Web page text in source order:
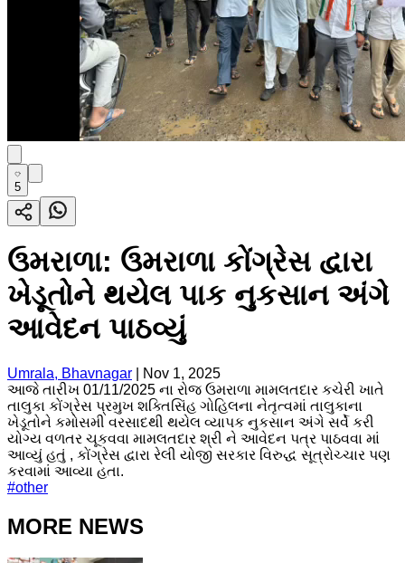
5
ઉમરાળા: ઉમરાળા કોંગ્રેસ દ્વારા
ખેડૂતોને થયેલ પાક નુકસાન અંગે
આવેદન પાઠવ્યું
Umrala, Bhavnagar
Nov 1, 2025
આજે તારીખ 01/11/2025 ના રોજ ઉમરાળા મામલતદાર કચેરી ખાતે
તાલુકા કોંગ્રેસ પ્રમુખ શક્તિસિંહ ગોહિલના નેતૃત્વમાં તાલુકાના
ખેડૂતોને કમોસમી વરસાદથી થયેલ વ્યાપક નુકસાન અંગે સર્વે કરી
યોગ્ય વળતર ચૂકવવા મામલતદાર શ્રી ને આવેદન પત્ર પાઠવવા માં
આવ્યું હતું , કોંગ્રેસ દ્વારા રેલી યોજી સરકાર વિરુદ્ધ સૂત્રોચ્ચાર પણ
કરવામાં આવ્યા હતા.
#other
MORE NEWS